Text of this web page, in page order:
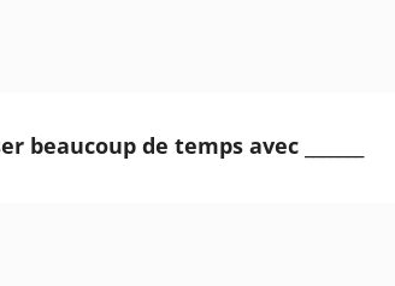
beaucoup de temps avec _______